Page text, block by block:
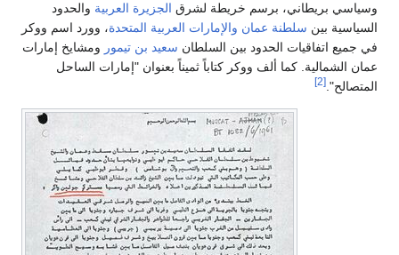
وسياسي بريطاني، برسم خريطة لشرق الجزيرة العربية والحدود
السياسية بين سلطنة عمان والإمارات العربية المتحدة، وورد اسم ووكر
في جميع اتفاقيات الحدود بين السلطان سعيد بن تيمور ومشايخ إمارات
عمان الشمالية. كما ألف ووكر كتاباً ثميناً بعنوان "إمارات الساحل
المتصالح". [2]